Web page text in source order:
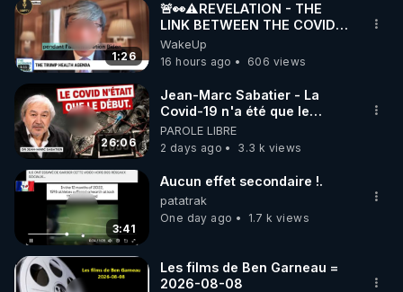
1:26
🚨👀⚠️REVELATION - THE
LINK BETWEEN THE COVID
VACCINE AND CANCER -LIEN
VACCIN COVID ET CANCER
WakeUp
16 hours ago
606 views
26:06
Jean-Marc Sabatier - La
Covid-19 n'a été que le
début - L'ARNm & l'ARNm-aa
jusqu où auront-t-il ?
PAROLE LIBRE
2 days ago
3.3 k views
3:41
Aucun effet secondaire !.
patatrak
One day ago
1.7 k views
Les films de Ben Garneau =
2026-08-08